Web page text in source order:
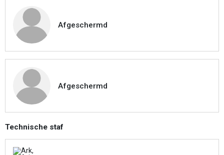
Afgeschermd
Afgeschermd
Technische staf